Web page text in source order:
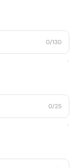
0/130
.
0/25
.